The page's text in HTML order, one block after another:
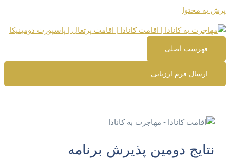
پرش به محتوا
فهرست اصلی
ارسال فرم ارزیابی
نتایج دومین پذیرش برنامه